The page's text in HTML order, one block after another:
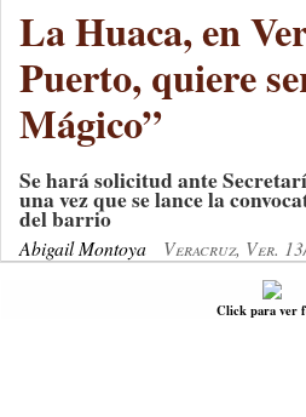
La Huaca, en
Puerto, quiere
Mágico”
Se hará solicitud ante
una vez que se lance la
del barrio
Abigail Montoya Veracruz, Ver.
Click para ver